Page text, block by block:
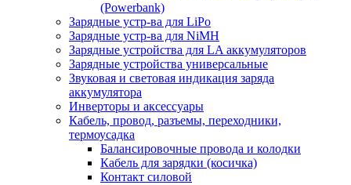
(Powerbank)
Зарядные устр-ва для LiPo
Зарядные устр-ва для NiMH
Зарядные устройства для LA аккумуляторов
Зарядные устройства универсальные
Звуковая и световая индикация заряда
аккумулятора
Инверторы и аксессуары
Кабель, провод, разъемы, переходники,
термоусадка
Балансировочные провода и колодки
Кабель для зарядки (косичка)
Контакт силовой